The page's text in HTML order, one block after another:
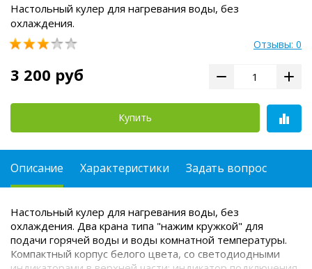
Настольный кулер для нагревания воды, без
охлаждения.
Отзывы: 0
3 200 руб
Купить
Описание Характеристики Задать вопрос
Настольный кулер для нагревания воды, без
охлаждения. Два крана типа "нажим кружкой" для
подачи горячей воды и воды комнатной температуры.
Компактный корпус белого цвета, со светодиодными